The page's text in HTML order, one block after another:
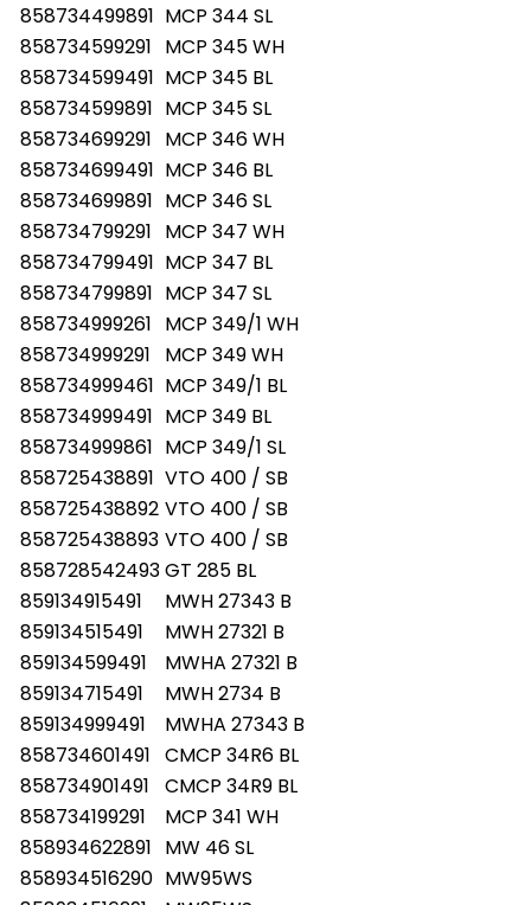
858734499891 MCP 344 SL
858734599291 MCP 345 WH
858734599491 MCP 345 BL
858734599891 MCP 345 SL
858734699291 MCP 346 WH
858734699491 MCP 346 BL
858734699891 MCP 346 SL
858734799291 MCP 347 WH
858734799491 MCP 347 BL
858734799891 MCP 347 SL
858734999261 MCP 349/1 WH
858734999291
MCP 349 WH
858734999461 MCP 349/1 BL
858734999491 MCP 349 BL
858734999861 MCP 349/1 SL
858725438891 VTO 400 / SB
858725438892 VTO 400 / SB
858725438893 VTO 400 / SB
858728542493GT 285 BL
859134915491
MWH 27343 B
859134515491
MWH 27321 B
859134599491
MWHA 27321 B
859134715491
MWH 2734 B
859134999491
MWHA 27343 B
858734601491 CMCP 34R6 BL
858734901491
CMCP 34R9 BL
858734199291
MCP 341 WH
858934622891 MW 46 SL
858934516290 MW95WS